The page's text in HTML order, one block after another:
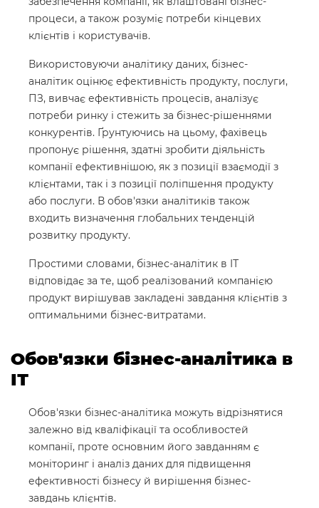
процеси, а також розуміє потреби кінцевих
клієнтів і користувачів.
Використовуючи аналітику даних, бізнес-
аналітик оцінює ефективність продукту, послуги,
ПЗ, вивчає ефективність процесів, аналізує
потреби ринку і стежить за бізнес-рішеннями
конкурентів. Ґрунтуючись на цьому, фахівець
пропонує рішення, здатні зробити діяльність
компанії ефективнішою, як з позиції взаємодії з
клієнтами, так і з позиції поліпшення продукту
або послуги. В обов'язки аналітиків також
входить визначення глобальних тенденцій
розвитку продукту.
Простими словами, бізнес-аналітик в IТ
відповідає за те, щоб реалізований компанією
продукт вирішував закладені завдання клієнтів з
оптимальними бізнес-витратами.
Обов'язки бізнес-аналітика в
ІТ
Обов'язки бізнес-аналітика можуть відрізнятися
залежно від кваліфікації та особливостей
компанії, проте основним його завданням є
моніторинг і аналіз даних для підвищення
ефективності бізнесу й вирішення бізнес-
завдань клієнтів.